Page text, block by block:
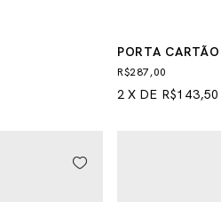
PORTA CARTÃO
R$287,00
2 XDE R$143,50